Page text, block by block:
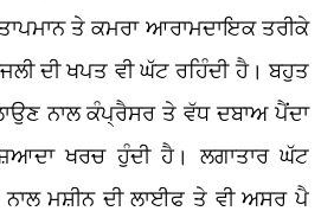
ਤੇ ਕਮਰਾ ਆਰਾਮਦਾਇਕ ਤਰੀਕੇ
ਦੀ ਖਪਤ ਵੀ ਘੱਟ ਰਹਿੰਦੀ ਹੈ। ਬਹੁਤ
ਨਾਲ ਕੰਪ੍ਰੈਸਰ ਤੇ ਵੱਧ ਦਬਾਅ ਪੈਂਦਾ
ਖਰਚ ਹੁੰਦੀ ਹੈ। ਲਗਾਤਾਰ ਘੱਟ
ਨਾਲ ਮਸ਼ੀਨ ਦੀ ਲਾਈਫ ਤੇ ਵੀ ਅਸਰ ਪੈ